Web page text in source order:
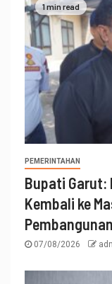
1 min read
PEMERINTAHAN
Bupati Garut:
Kembali ke
07/08/2026